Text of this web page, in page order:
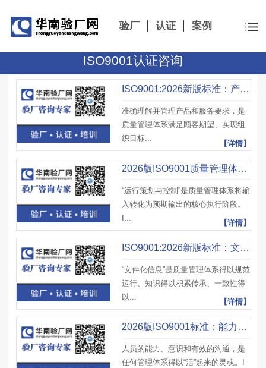
验厂 认证 案例
ISO9001认证咨询
ISO9001:2026新版标准：产品和服务要求管理
准确理解并管理产品和服务要求，是
质量管理体系满足顾客期望、实现组
织目标...
【详情】
2026版ISO9001质量管理体系标准：运行策划与控制
“运行策划与控制”是质量管理体系将输
入转化为预期输出的核心执行阶段。
I...
【详情】
ISO9001:2026新版标准：文件化信息管理要求
“文件化信息”是质量管理体系得以规范
运行、知识得以积累传承、一致性得
以...
【详情】
2026版ISO9001标准：能力意识与沟通新变化
人员的能力、意识和有效的沟通，是
任何管理体系得以“活”起来的灵魂。I